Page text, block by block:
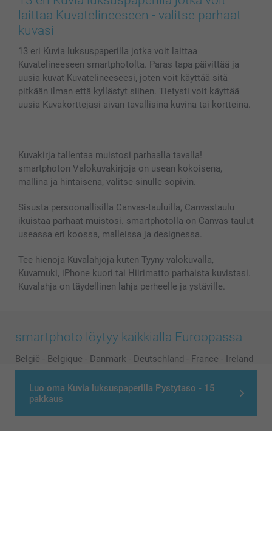
Luo oma Kuvia luksuspaperilla Pystytaso - 15
pakkaus
Kännykkä & Tabletti
MyNameBook
Valokuvakehykset & Lisätarvikkeet
Lahjakortti
Kaikki kuvatuotteet
Sivukartta
Ehdot/takuut
smartbonus
Hinnat & maksutavat
laittaa Kuvatelineeseen - valitse parhaat
kuvasi
13 eri Kuvia luksuspaperilla jotka voit laittaa
Kuvatelineeseen smartphotolta. Paras tapa päivittää ja
uusia kuvat Kuvatelineeseesi, joten voit käyttää sitä
pitkään ilman että kyllästyt siihen. Tietysti voit käyttää
uusia Kuvakorttejasi aivan tavallisina kuvina tai kortteina.
Kuvakirja tallentaa muistosi parhaalla tavalla!
smartphoton Valokuvakirjoja on usean kokoisena,
mallina ja hintaisena, valitse sinulle sopivin.
Sisusta persoonallisilla Canvas-tauluilla, Canvastaulu
ikuistaa parhaat muistosi. smartphotolla on Canvas taulut
useassa eri koossa, malleissa ja designessa.
Tee hienoja Kuvalahjoja kuten Tyyny valokuvalla,
Kuvamuki, iPhone kuori tai Hiirimatto parhaista kuvistasi.
Kuvalahja on täydellinen lahja perheelle ja ystäville.
smartphoto löytyy kaikkialla Euroopassa
België - Belgique - Danmark - Deutschland - France - Ireland
Switzerland
Suomi - Sverige - United Kingdom -
Other Countries